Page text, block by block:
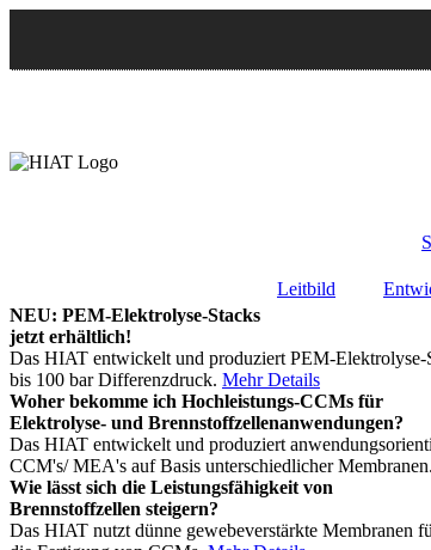
Leitbild
NEU: PEM-Elektrolyse-Stacks
jetzt erhältlich!
Das HIAT entwickelt und produziert PEM-Elektrolyse-
bis 100 bar Differenzdruck. Mehr Details
Woher bekomme ich Hochleistungs-CCMs für
Elektrolyse- und Brennstoffzellenanwendungen?
Das HIAT entwickelt und produziert
CCM's/ MEA's auf Basis unterschiedlicher Membranen.
Wie lässt sich die Leistungsfähigkeit von
Brennstoffzellen steigern?
Das HIAT nutzt dünne gewebeverstärkte Membranen